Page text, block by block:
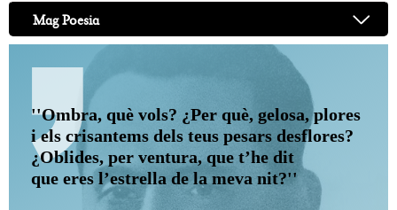
Mag Poesia
''Ombra, què vols? ¿Per què, gelosa, plores
i els crisantems dels teus pesars desflores?
¿Oblides, per ventura, que t’he dit
que eres l’estrella de la meva nit?''